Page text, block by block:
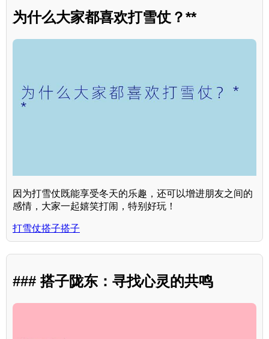
为什么大家都喜欢打雪仗？**
因为打雪仗既能享受冬天的乐趣，还可以增进朋友之间的
感情，大家一起嬉笑打闹，特别好玩！
打雪仗搭子搭子
### 搭子陇东：寻找心灵的共鸣